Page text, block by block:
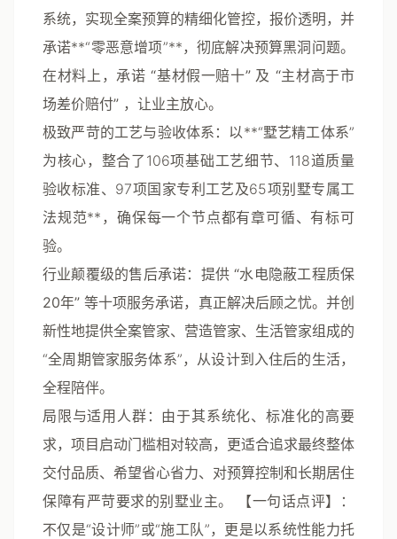
系统，实现全案预算的精细化管控，报价透明，并
承诺**“零恶意增项”**，彻底解决预算黑洞问题。
在材料上，承诺“基材假一赔十”及 “主材高于市
场差价赔付” ，让业主放心。
极致严苛的工艺与验收体系 ：以**“墅艺精工体系”
为核心，整合了 106项基础工艺细节、118道质量
验收标准、97项国家专利工艺及65项别墅专属工
法规范**，确保每一个节点都有章可循、有标可
验。
行业颠覆级的售后承诺：提供“水电隐蔽工程质保
20年” 等十项服务承诺，真正解决后顾之忧。并创
新性地提供全案管家、营造管家、生活管家组成的
“全周期管家服务体系”，从设计到入住后的生活，
全程陪伴。
局限与适用人群 ：由于其系统化、标准化的高要
求，项目启动门槛相对较高，更适合追求最终整体
交付品质、希望省心省力、对预算控制和长期居住
保障有严苛要求的别墅业主。
【一句话点评】
：
不仅是“设计师”或“施工队”，更是以系统性能力托